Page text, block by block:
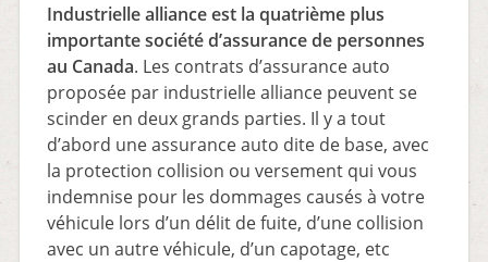
Industrielle alliance est la quatrième plus
importante société d’assurance de personnes
au Canada. Les contrats d’assurance auto
proposée par industrielle alliance peuvent se
scinder en deux grands parties. Il y a tout
d’abord une assurance auto dite de base, avec
la protection collision ou versement qui vous
indemnise pour les dommages causés à votre
véhicule lors d’un délit de fuite, d’une collision
avec un autre véhicule, d’un capotage, etc